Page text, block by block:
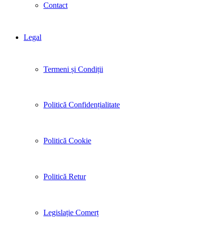
Contact
Legal
Termeni și Condiții
Politică Confidențialitate
Politică Cookie
Politică Retur
Legislație Comerț